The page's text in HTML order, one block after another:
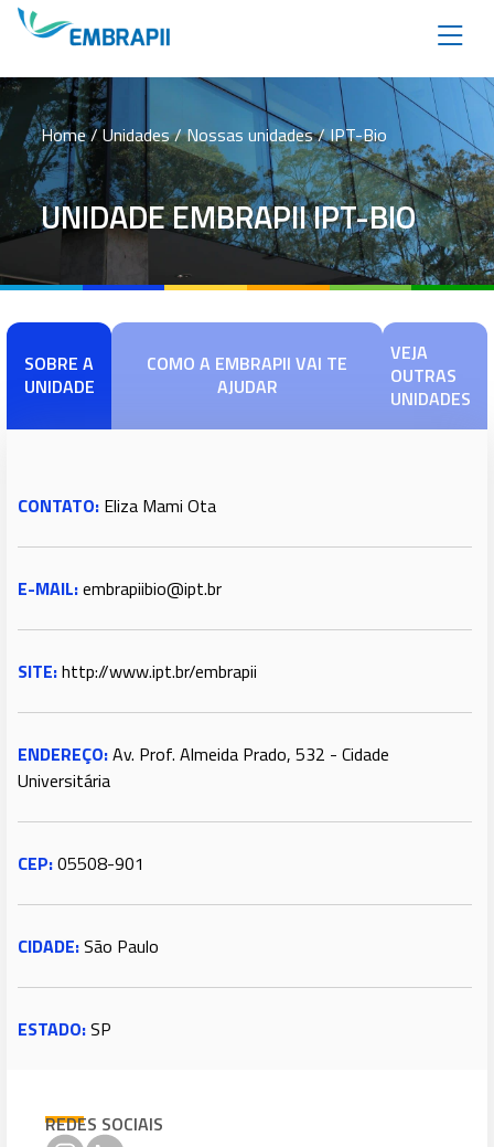
Home/ Unidades / Nossas unidades / IPT-Bio
UNIDADE EMBRAPII IPT-BIO
SOBRE A
UNIDADE
COMO A EMBRAPII VAI TE
AJUDAR
VEJA
OUTRAS
UNIDADES
CONTATO: Eliza Mami Ota
E-MAIL:embrapiibio@ipt.br
SITE:http://www.ipt.br/embrapii
ENDEREÇO:Av. Prof. Almeida Prado, 532 - Cidade
Universitária
CEP:05508-901
CIDADE:São Paulo
ESTADO:SP
REDES SOCIAIS